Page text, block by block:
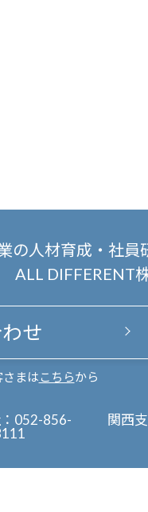
の人材育成・社員
ALL DIFFERENT
せ
まは こちらから
052-856-
関西